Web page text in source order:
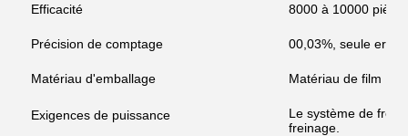
Efficacité 8000 à 10000
Précision de comptage 00,03%, seule
Matériau d'emballage Matériau de film PE
Exigences de puissance
Le système de
freinage.